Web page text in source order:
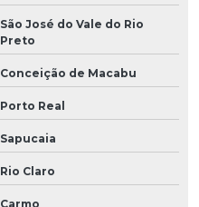
São José do Vale do Rio
Preto
Conceição de Macabu
Porto Real
Sapucaia
Rio Claro
Carmo